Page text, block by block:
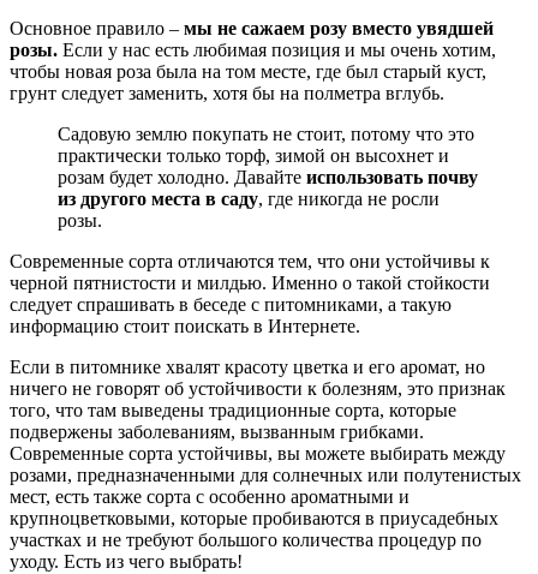
Основное правило – мы не сажаем розу вместо увядшей
розы. Если у нас есть любимая позиция и мы очень хотим,
чтобы новая роза была на том месте, где был старый куст,
грунт следует заменить, хотя бы на полметра вглубь.
Садовую землю покупать не стоит, потому что это
практически только торф, зимой он высохнет и
розам будет холодно. Давайте использовать почву
из другого места в саду, где никогда не росли
розы.
Современные сорта отличаются тем, что они устойчивы к
черной пятнистости и милдью. Именно о такой стойкости
следует спрашивать в беседе с питомниками, а такую ​​
информацию стоит поискать в Интернете.
Если в питомнике хвалят красоту цветка и его аромат, но
ничего не говорят об устойчивости к болезням, это признак
того, что там выведены традиционные сорта, которые
подвержены заболеваниям, вызванным грибками.
Современные сорта устойчивы, вы можете выбирать между
розами, предназначенными для солнечных или полутенистых
мест, есть также сорта с особенно ароматными и
крупноцветковыми, которые пробиваются в приусадебных
участках и не требуют большого количества процедур по
уходу. Есть из чего выбрать!